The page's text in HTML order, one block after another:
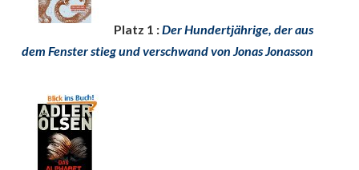
Platz 1 :Der Hundertjährige, der aus
dem Fenster stieg und verschwand von Jonas Jonasson